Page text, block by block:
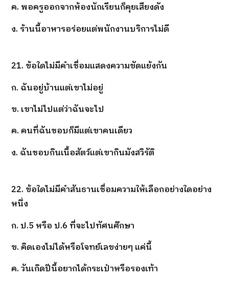
ค. พอครูออกจากห้องนักเรียนก็คุยเสียงดัง
ง. ร้านนี้อาหารอร่อยแต่พนักงานบริการไม่ดี
21. ข้อใดไม่มีคำเชื่อมแสดงความขัดแย้งกัน
ก. ฉันอยู่บ้านแต่เขาไม่อยู่
ข. เขาไม่ไปแต่ว่าฉันจะไป
ค. คนที่ฉันชอบก็มีแต่เขาคนเดียว
ง. ฉันชอบกินเนื้อสัตว์แต่เขากินมังสวิรัติ
22. ข้อใดไม่มีคำสันธานเชื่อมความให้เลือกอย่างใดอย่าง
หนึ่ง
ก. ป.5 หรือ ป.6 ที่จะไปทัศนศึกษา
ข. คิดเองไม่ได้หรือโจทย์เลขง่ายๆ แค่นี้
ค. วันเกิดปีนี้อยากได้กระเป๋าหรือรองเท้า